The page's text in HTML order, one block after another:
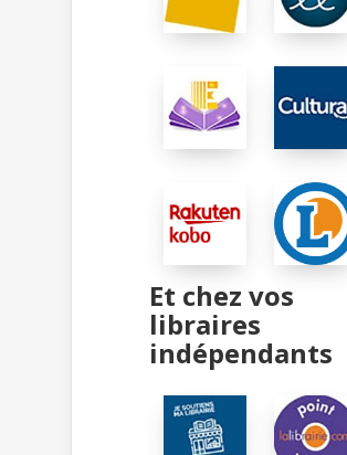
Et chez vos
libraires
indépendants